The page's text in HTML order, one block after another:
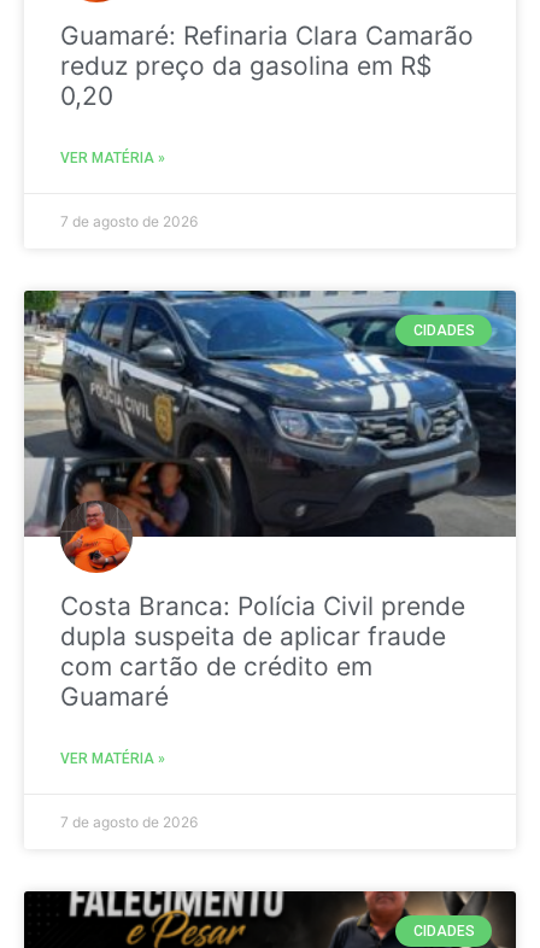
Guamaré: Refinaria Clara Camarão
reduz preço da gasolina em R$
0,20
VER MATÉRIA »
7 de agosto de 2026
CIDADES
Costa Branca: Polícia Civil prende
dupla suspeita de aplicar fraude
com cartão de crédito em
Guamaré
VER MATÉRIA »
7 de agosto de 2026
CIDADES